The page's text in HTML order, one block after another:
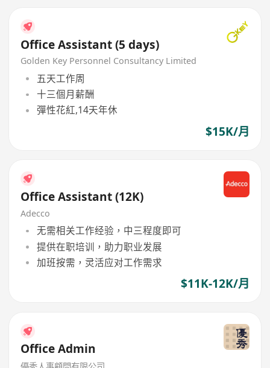
Office Assistant (5 days)
Golden Key Personnel Consultancy Limited
五天工作周
十三個月薪酬
彈性花紅,14天年休
$15K/月
Office Assistant (12K)
Adecco
无需相关工作经验，中三程度即可
提供在职培训，助力职业发展
加班按需，灵活应对工作需求
$11K-12K/月
Office Admin